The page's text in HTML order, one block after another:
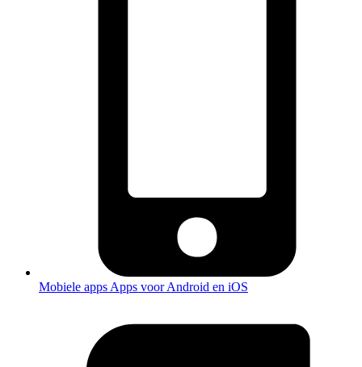
Mobiele apps Apps voor Android en iOS